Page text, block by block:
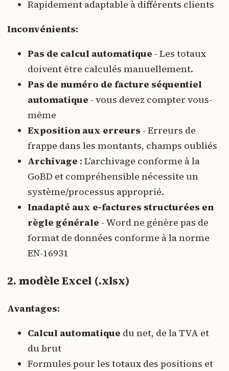
Rapidement adaptable à différents clients
Inconvénients:
Pas de calcul automatique - Les totaux
doivent être calculés manuellement.
Pas de numéro de facture séquentiel
automatique - vous devez compter vous-
même
Exposition aux erreurs - Erreurs de
frappe dans les montants, champs oubliés
Archivage : L'archivage conforme à la
GoBD et compréhensible nécessite un
système/processus approprié.
Inadapté aux e-factures structurées en
règle générale - Word ne génère pas de
format de données conforme à la norme
EN-16931
2. modèle Excel (.xlsx)
Avantages:
Calcul automatique du net, de la TVA et
du brut
Formules pour les totaux des positions et